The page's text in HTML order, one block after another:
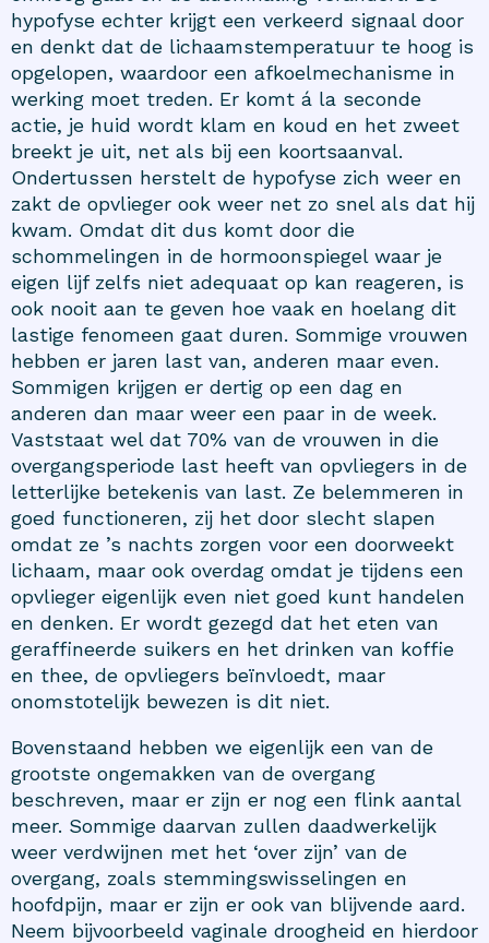
hypofyse echter krijgt een verkeerd signaal door
en denkt dat de lichaamstemperatuur te hoog is
opgelopen, waardoor een afkoelmechanisme in
werking moet treden. Er komt á la seconde
actie, je huid wordt klam en koud en het zweet
breekt je uit, net als bij een koortsaanval.
Ondertussen herstelt de hypofyse zich weer en
zakt de opvlieger ook weer net zo snel als dat hij
kwam. Omdat dit dus komt door die
schommelingen in de hormoonspiegel waar je
eigen lijf zelfs niet adequaat op kan reageren, is
ook nooit aan te geven hoe vaak en hoelang dit
lastige fenomeen gaat duren. Sommige vrouwen
hebben er jaren last van, anderen maar even.
Sommigen krijgen er dertig op een dag en
anderen dan maar weer een paar in de week.
Vaststaat wel dat 70% van de vrouwen in die
overgangsperiode last heeft van opvliegers in de
letterlijke betekenis van last. Ze belemmeren in
goed functioneren, zij het door slecht slapen
omdat ze ’s nachts zorgen voor een doorweekt
lichaam, maar ook overdag omdat je tijdens een
opvlieger eigenlijk even niet goed kunt handelen
en denken. Er wordt gezegd dat het eten van
geraffineerde suikers en het drinken van koffie
en thee, de opvliegers beïnvloedt, maar
onomstotelijk bewezen is dit niet.
Bovenstaand hebben we eigenlijk een van de
grootste ongemakken van de overgang
beschreven, maar er zijn er nog een flink aantal
meer. Sommige daarvan zullen daadwerkelijk
weer verdwijnen met het ‘over zijn’ van de
overgang, zoals stemmingswisselingen en
hoofdpijn, maar er zijn er ook van blijvende aard.
Neem bijvoorbeeld vaginale droogheid en hierdoor